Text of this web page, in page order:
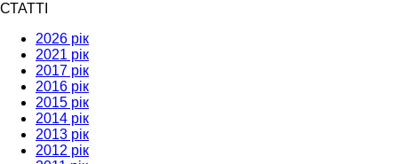
СТАТТІ
2026 рік
2021 рік
2017 рік
2016 рік
2015 рік
2014 рік
2013 рік
2012 рік